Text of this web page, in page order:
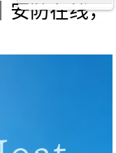
安防在线，